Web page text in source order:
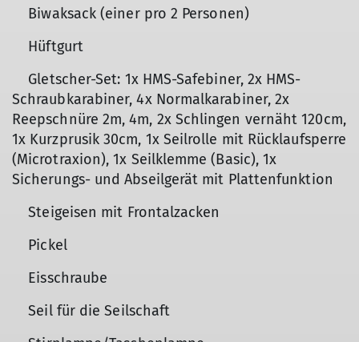
Biwaksack (einer pro 2 Personen)
Hüftgurt
Gletscher-Set: 1x HMS-Safebiner, 2x HMS-
Schraubkarabiner, 4x Normalkarabiner, 2x
Reepschnüre 2m, 4m, 2x Schlingen vernäht 120cm,
1x Kurzprusik 30cm, 1x Seilrolle mit Rücklaufsperre
(Microtraxion), 1x Seilklemme (Basic), 1x
Sicherungs- und Abseilgerät mit Plattenfunktion
Steigeisen mit Frontalzacken
Pickel
Eisschraube
Seil für die Seilschaft